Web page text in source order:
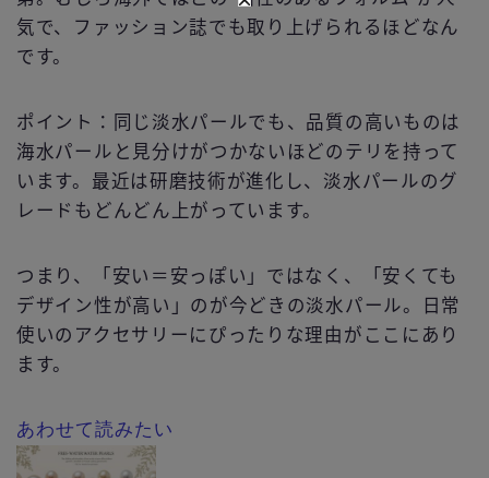
気で、ファッション誌でも取り上げられるほどなん
です。
ポイント：同じ淡水パールでも、品質の高いものは
海水パールと見分けがつかないほどのテリを持って
います。最近は研磨技術が進化し、淡水パールのグ
レードもどんどん上がっています。
つまり、「安い＝安っぽい」ではなく、「安くても
デザイン性が高い」のが今どきの淡水パール。日常
使いのアクセサリーにぴったりな理由がここにあり
ます。
あわせて読みたい